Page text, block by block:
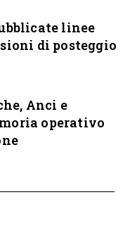
linee
di posteggio
Anci e
operativo